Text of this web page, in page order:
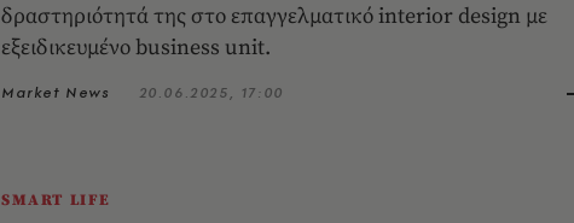
δραστηριότητά της στο επαγγελματικό interior design με
εξειδικευμένο business unit.
Market News 20.06.2025, 17:00
SMART LIFE